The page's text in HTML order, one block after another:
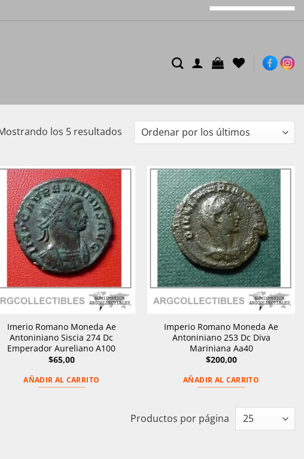
los 5 resultadosOrdenado
por
últimos
Imerio Romano Moneda Ae
Antoniniano Siscia 274 Dc
Emperador Aureliano A100
$65,00
AÑADIR AL CARRITO
Imperio Romano Moneda Ae
Antoniniano 253 Dc Diva
Mariniana Aa40
$200,00
AÑADIR AL CARRITO
Productos por página